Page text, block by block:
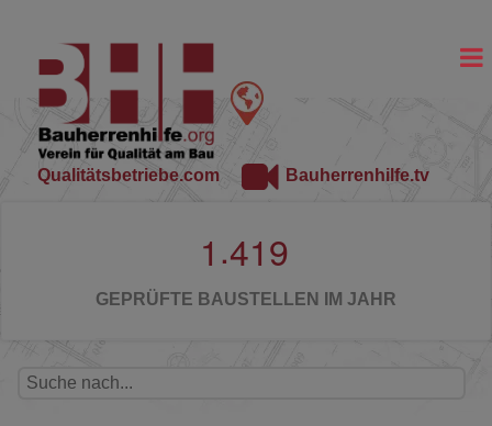
Qualitätsbetriebe.com Bauherrenhilfe.tv
1 .419
GEPRÜFTE BAUSTELLEN IM JAHR